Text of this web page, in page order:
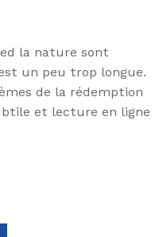
la nature sont
un peu trop longue.
de la rédemption
et lecture en ligne